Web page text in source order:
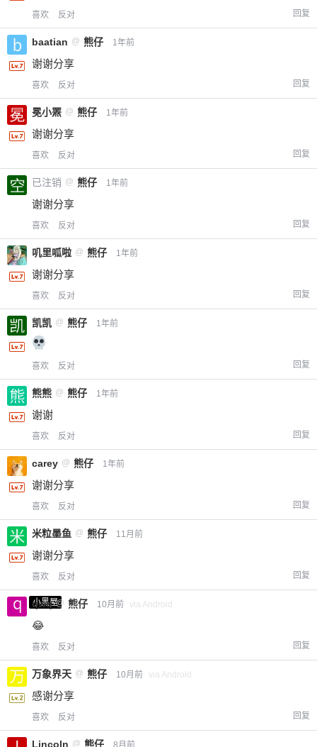
喜欢 反对 回复
baatian @ 熊仔 1年前
谢谢分享
喜欢 反对 回复
冕小罴 @ 熊仔 1年前
谢谢分享
喜欢 反对 回复
已注销 @ 熊仔 1年前
谢谢分享
喜欢 反对 回复
叽里呱啦 @ 熊仔 1年前
谢谢分享
喜欢 反对 回复
凯凯 @ 熊仔 1年前
喜欢 反对 回复
熊熊 @ 熊仔 1年前
谢谢
喜欢 反对 回复
carey @ 熊仔 1年前
谢谢分享
喜欢 反对 回复
米粒墨鱼 @ 熊仔 11月前
谢谢分享
喜欢 反对 回复
小黑屋
qwq @ 熊仔 10月前 via Android
😂
喜欢 反对 回复
万象界天 @ 熊仔 10月前 via Android
感谢分享
喜欢 反对 回复
Lincoln @ 熊仔 8月前